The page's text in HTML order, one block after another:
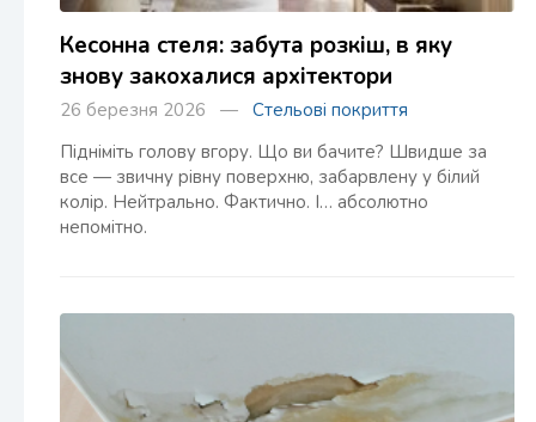
Кесонна стеля: забута розкіш, в яку
знову закохалися архітектори
26 березня 2026 — Стельові покриття
Підніміть голову вгору. Що ви бачите? Швидше за
все — звичну рівну поверхню, забарвлену у білий
колір. Нейтрально. Фактично. І… абсолютно
непомітно.